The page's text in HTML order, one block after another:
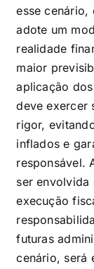
esse cenário,
adote um
realidade
maior
aplicação
deve exercer
rigor,
inflados e
responsável.
ser envolvida
execução
futuras
cenário, será